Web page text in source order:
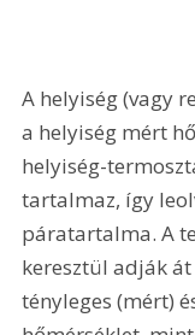
A helyiség (vagy
a helyiség mért
helyiség-
tartalmaz, így
páratartalma. A
keresztül adják
tényleges (mért)